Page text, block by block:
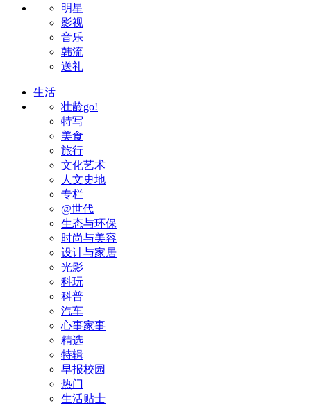
明星
影视
音乐
韩流
送礼
生活
壮龄go!
特写
美食
旅行
文化艺术
人文史地
专栏
@世代
生态与环保
时尚与美容
设计与家居
光影
科玩
科普
汽车
心事家事
精选
特辑
早报校园
热门
生活贴士